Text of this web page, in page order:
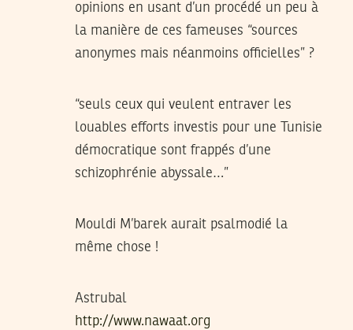
opinions en usant d’un procédé un peu à
la manière de ces fameuses “sources
anonymes mais néanmoins officielles” ?
“seuls ceux qui veulent entraver les
louables efforts investis pour une Tunisie
démocratique sont frappés d’une
schizophrénie abyssale…”
Mouldi M’barek aurait psalmodié la
même chose !
Astrubal
http://www.nawaat.org